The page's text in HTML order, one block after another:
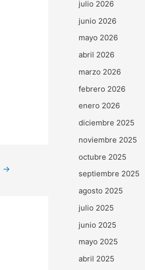
→
julio 2026
junio 2026
mayo 2026
abril 2026
marzo 2026
febrero 2026
enero 2026
diciembre 2025
noviembre 2025
octubre 2025
septiembre 2025
agosto 2025
julio 2025
junio 2025
mayo 2025
abril 2025